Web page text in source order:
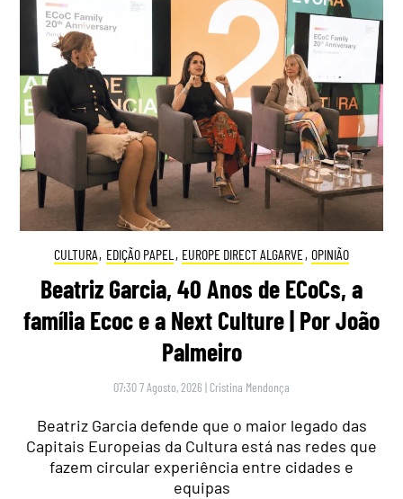
CULTURA, EDIÇÃO PAPEL , EUROPE DIRECT ALGARVE, OPINIÃO
Beatriz Garcia, 40 Anos de ECoCs, a
família Ecoc e a Next Culture | Por João
Palmeiro
07:30 7 Agosto, 2026 | Cristina Mendonça
Beatriz Garcia defende que o maior legado das
Capitais Europeias da Cultura está nas redes que
fazem circular experiência entre cidades e
equipas